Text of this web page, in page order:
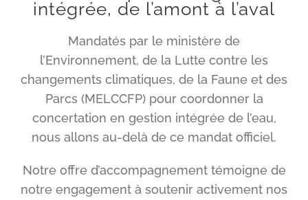
intégrée, de l’amont à l’aval
Mandatés par le ministère de
l’Environnement, de la Lutte contre les
changements climatiques, de la Faune et des
Parcs (MELCCFP) pour coordonner la
concertation en gestion intégrée de l’eau,
nous allons au-delà de ce mandat officiel.
Notre offre d’accompagnement témoigne de
notre engagement à soutenir activement nos